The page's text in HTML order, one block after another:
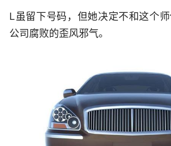
L虽留下号码，但她决定不和这个
公司腐败的歪风邪气。